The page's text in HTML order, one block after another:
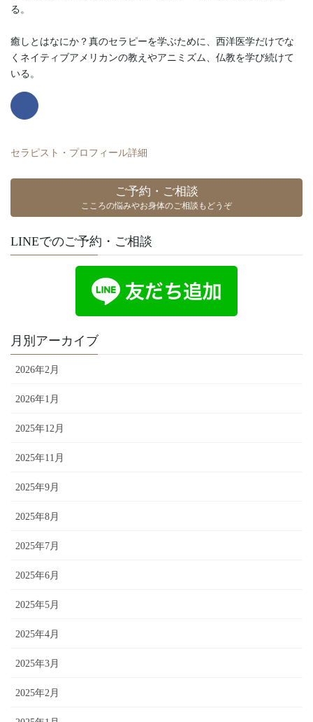
る。
癒しとはなにか？真のセラピーを学ぶために、西洋医学だけでな
くネイティブアメリカンの教えやアニミズム、仏教を学び続けて
いる。
セラピスト・プロフィール詳細
ご予約・ご相談
こころの悩みやお身体のご相談もどうぞ
LINEでのご予約・ご相談
月別アーカイブ
2026年2月
2026年1月
2025年12月
2025年11月
2025年9月
2025年8月
2025年7月
2025年6月
2025年5月
2025年4月
2025年3月
2025年2月